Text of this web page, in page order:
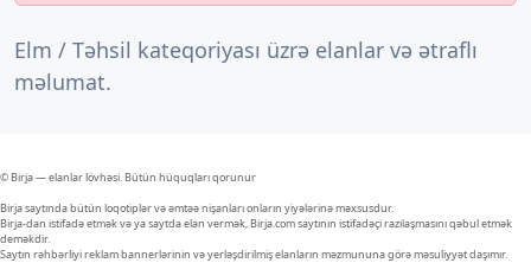
Elm / Təhsil kateqoriyası üzrə elanlar və ətraflı
məlumat.
© Birja — elanlar lövhəsi. Bütün hüquqları qorunur
Birja saytında bütün loqotiplər və əmtəə nişanları onların yiyələrinə məxsusdur.
Birja-dan istifadə etmək və ya saytda elan vermək, Birja.com saytının istifadəçi razılaşmasını qəbul etmək
deməkdir.
Saytın rəhbərliyi reklam bannerlərinin və yerləşdirilmiş elanların məzmununa görə məsuliyyət daşımır.